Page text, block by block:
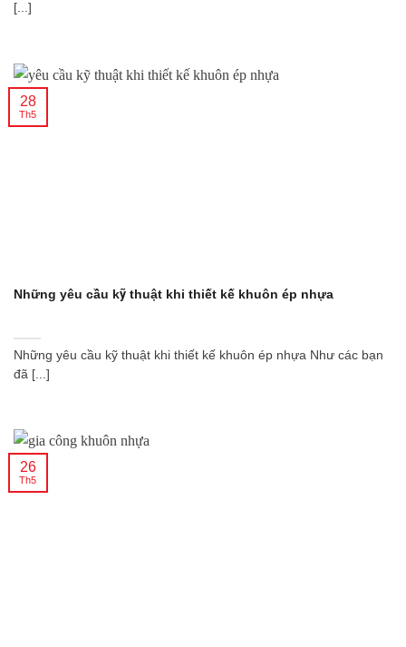
[...]
Những yêu cầu kỹ thuật khi thiết kế khuôn ép nhựa
Những yêu cầu kỹ thuật khi thiết kế khuôn ép nhựa Như các bạn
đã [...]
28
Th5
26
Th5